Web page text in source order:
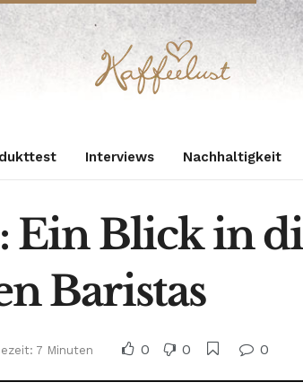
Interviews Nachhaltigkeit
Ein Blick in
Baristas
7 Minuten 0 0 0